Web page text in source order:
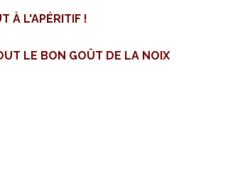
À L'APÉRITIF !
LE BON GOÛT DE LA NOIX